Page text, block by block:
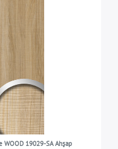
WOOD 19029-SA Ahşap